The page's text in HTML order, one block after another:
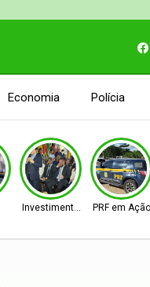
Economia Polícia
Investimentos PRF em Ação